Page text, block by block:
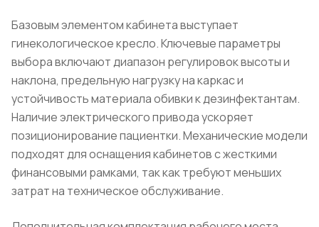
Базовым элементом кабинета выступает
гинекологическое кресло. Ключевые параметры
выбора включают диапазон регулировок высоты и
наклона, предельную нагрузку на каркас и
устойчивость материала обивки к дезинфектантам.
Наличие электрического привода ускоряет
позиционирование пациентки. Механические модели
подходят для оснащения кабинетов с жесткими
финансовыми рамками, так как требуют меньших
затрат на техническое обслуживание.